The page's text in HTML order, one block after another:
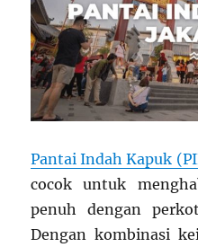
Pantai Indah Kapuk
cocok untuk
penuh dengan
Dengan kombinasi